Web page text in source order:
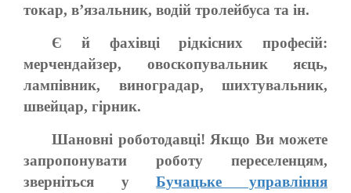
токар, в’язальник, водій тролейбуса та ін.
Є й фахівці рідкісних професій:
мерчендайзер, овоскопувальник яєць,
лампівник, виноградар, шихтувальник,
швейцар, гірник.
Шановні роботодавці! Якщо Ви можете
запропонувати роботу переселенцям,
зверніться уБучацьке управління